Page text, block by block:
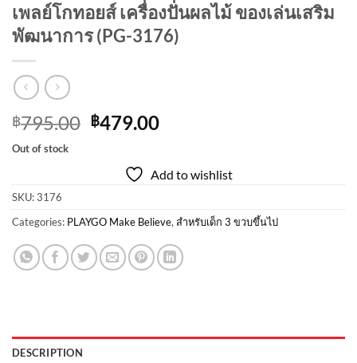
เพลย์โกทอยส์ เครื่องปั่นผลไม้ ของเล่นเสริม
พัฒนาการ (PG-3176)
฿795.00 Original
฿795.00.
฿479.00Current
฿479.00.
Out of stock
Add to wishlist
SKU:3176
Categories: PLAYGO Make Believe,สำหรับเด็ก 3 ขวบขึ้นไป
DESCRIPTION